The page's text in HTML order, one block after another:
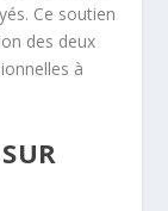
Ce soutien
des deux
à